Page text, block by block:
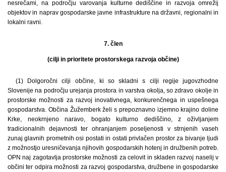
nesrečami, na področju varovanja kulturne dediščine in razvoja omrežij
objektov in naprav gospodarske javne infrastrukture na državni, regionalni in
lokalni ravni.
7. člen
(cilji in prioritete prostorskega razvoja občine)
(1) Dolgoročni cilji občine, ki so skladni s cilji regije jugovzhodne
Slovenije na področju urejanja prostora in varstva okolja, so zdravo okolje in
prostorske možnosti za razvoj inovativnega, konkurenčnega in uspešnega
gospodarstva. Občina Žužemberk želi s prepoznavno izjemno krajino doline
Krke, neokrnjeno naravo, bogato kulturno dediščino, z oživljanjem
tradicionalnih dejavnosti ter ohranjanjem poseljenosti v strnjenih vaseh
zunaj glavnih prometnih osi postati in ostati privlačen prostor za bivanje ljudi
z možnostjo uresničevanja njihovih gospodarskih hotenj in družbenih potreb.
OPN naj zagotavlja prostorske možnosti za celovit in skladen razvoj naselij v
občini ter odpira možnosti za razvoj gospodarstva, družbene in gospodarske